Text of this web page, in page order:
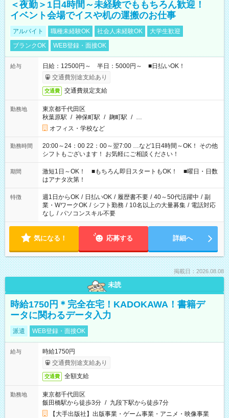
＜夜勤＞1日4時間～未経験でももちろん歓迎！
イベント会場でイスや机の運搬のお仕事
アルバイト 職種未経験OK 社会人未経験OK
大学生歓迎
ブランクOK
WEB登録・面接OK
給与
日給：12500円～ 半日：5000円～ ■日払いOK！
交通費別途支給あり
交通費 交通費規定支給
勤務地
東京都千代田区
秋葉原駅 / 神保町駅 / 麹町駅 / …
オフィス・学校など
勤務時間
20:00～24：00 22：00～翌7:00 …など1日4時間～OK！ その他
シフトもございます！ お気軽にご相談ください！
期間
激短1日～OK！ ■もちろん即日スタートもOK！ ■曜日・日数
はアナタ次第！
特徴 週1日からOK / 日払いOK / 履歴書不要 / 40～50代活躍中 / 副
業・WワークOK / シフト勤務 / 10名以上の大量募集 / 電話対応
なし / パソコンスキル不要
気になる！ 応募する 詳細へ
掲載日：2026.08.08
未読
時給1750円＊完全在宅！KADOKAWA！書籍デ
ータに関わるデータ入力
派遣 WEB登録・面接OK
給与
時給1750円
交通費別途支給あり
交通費 全額支給
勤務地
東京都千代田区
飯田橋駅から徒歩3分 / 九段下駅から徒歩7分
【大手出版社】出版事業・ゲーム事業・アニメ・映像事業